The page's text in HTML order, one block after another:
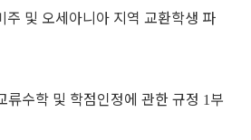
주 및 오세아니아 지역 교환학생 파
류수학 및 학점인정에 관한 규정 1 부